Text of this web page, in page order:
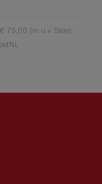
75,00 (m.u.v. Sale)